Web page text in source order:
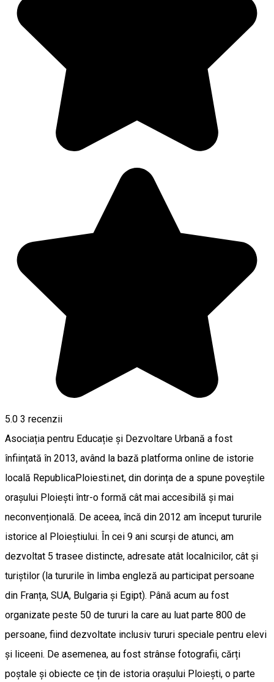
5.0 3 recenzii
Asociația pentru Educație și Dezvoltare Urbană a fost
înființată în 2013, având la bază platforma online de istorie
locală RepublicaPloiesti.net, din dorința de a spune poveștile
orașului Ploiești într-o formă cât mai accesibilă și mai
neconvențională. De aceea, încă din 2012 am început tururile
istorice al Ploieștiului. În cei 9 ani scurși de atunci, am
dezvoltat 5 trasee distincte, adresate atât localnicilor, cât și
turiștilor (la tururile în limba engleză au participat persoane
din Franța, SUA, Bulgaria și Egipt). Până acum au fost
organizate peste 50 de tururi la care au luat parte 800 de
persoane, fiind dezvoltate inclusiv tururi speciale pentru elevi
și liceeni. De asemenea, au fost strânse fotografii, cărți
poștale și obiecte ce țin de istoria orașului Ploiești, o parte